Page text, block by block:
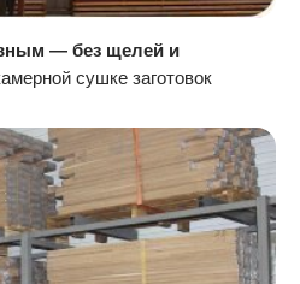
— без щелей и
сушке заготовок